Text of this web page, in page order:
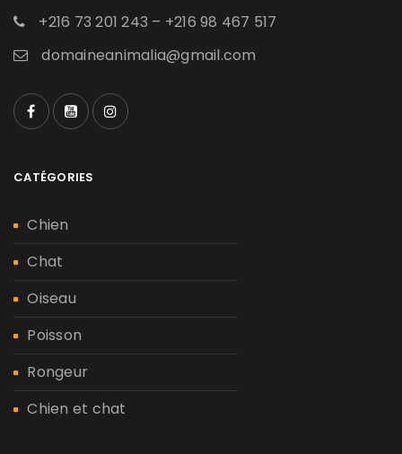
+216 73 201 243 – +216 98 467 517
domaineanimalia@gmail.com
CATÉGORIES
Chien
Chat
Oiseau
Poisson
Rongeur
Chien et chat